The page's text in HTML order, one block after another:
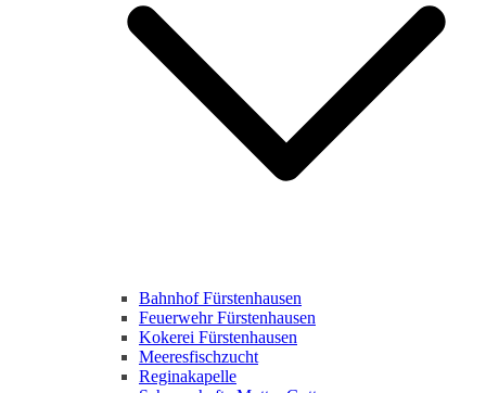
Bahnhof Fürstenhausen
Feuerwehr Fürstenhausen
Kokerei Fürstenhausen
Meeresfischzucht
Reginakapelle